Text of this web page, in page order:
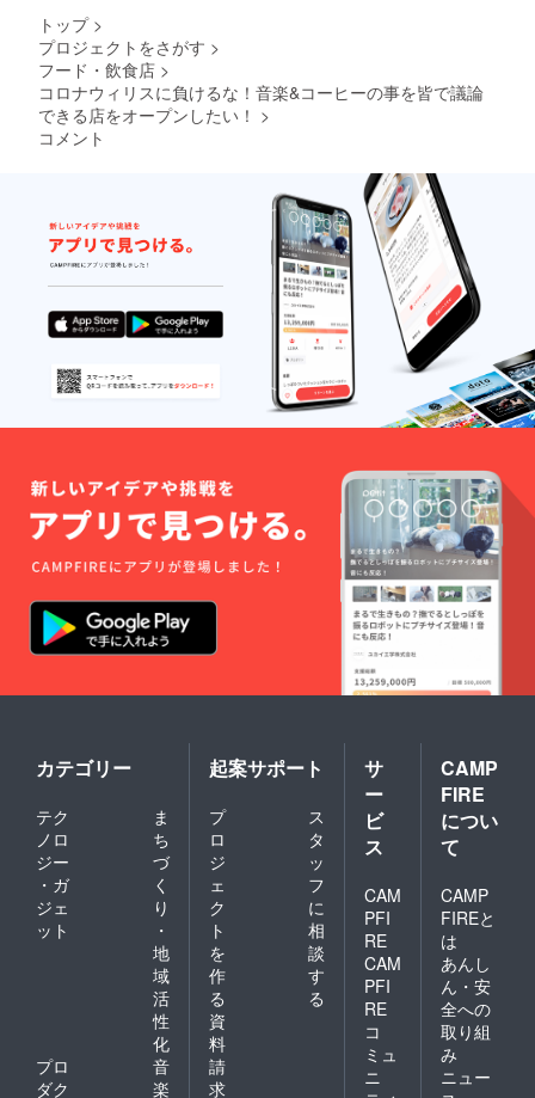
トップ >
プロジェクトをさがす >
フード・飲食店 >
コロナウィリスに負けるな！音楽&コーヒーの事を皆で議論
できる店をオープンしたい！ >
コメント
カテゴリー
テク
ノロ
ジー
・ガ
ジェ
ット
ま
ち
づ
く
り
・
地
域
活
性
化
プロ
ダク
音
楽
起案サポート
プ
ロ
ジ
ェ
ク
ト
を
作
る
ス
タ
ッ
フ
に
相
談
す
る
資
料
請
求
サ
ー
ビ
ス
CAM
PFI
RE
CAM
PFI
RE
コ
ミュ
ニ
CAMP
FIRE
につい
て
CAMP
FIREと
は
あんし
ん・安
全への
取り組
み
ニュー